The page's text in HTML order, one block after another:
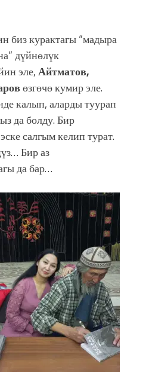
курактагы “мадыра
дүйнөлүк
эле,Айтматов,
өзгөчө кумир эле.
калып, аларды туурап
да болду. Бир
салгым келип турат.
Бир аз
да бар…